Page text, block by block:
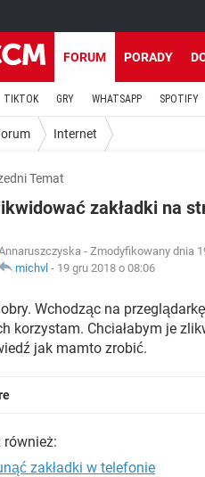
FORUM PORADY
TIKTOK GRY WHATSAPP SPOTIFY
Internet
Temat
zakładki na
- Zmodyfikowany dnia
michvl - 19 gru 2018 o 08:06
Wchodząc na
korzystam. Chciałabym je
jak mamto zrobić.
zakładki w telefonie